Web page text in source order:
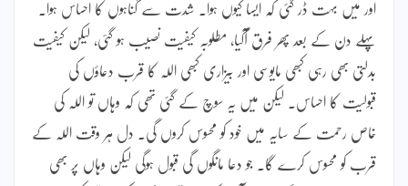
اور میں بہت ڈر گئی کہ ایسا کیوں ہوا۔ شدت سے گناہوں کا احساس ہوا۔
پہلے دن کے بعد پھر فرق آگیا، مطلوبہ کیفیت نصیب ہو گئی، لیکن کیفیت
بدلتی بھی رہی کبھی مایوسی اور بیزاری کبھی اللہ کا قرب دعاؤں کی
قبولیت کا احساس۔ لیکن میں یہ سوچ کے گئی تھی کہ وہاں تو اللہ کی
خاص رحمت کے سایہ میں خود کو محسوس کروں گی۔ دل ہر وقت اللہ کے
قرب کو محسوس کرے گا۔ جو دعا مانگوں گی قبول ہوگی لیکن وہاں پر بھی